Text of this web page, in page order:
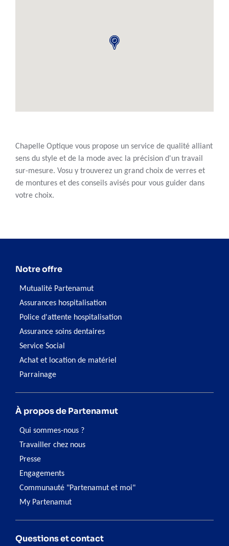
Chapelle Optique vous propose un service de qualité alliant
sens du style et de la mode avec la précision d'un travail
sur-mesure. Vosu y trouverez un grand choix de verres et
de montures et des conseils avisés pour vous guider dans
votre choix.
Notre offre
Mutualité Partenamut
Assurances hospitalisation
Police d'attente hospitalisation
Assurance soins dentaires
Service Social
Achat et location de matériel
Parrainage
À propos de Partenamut
Qui sommes-nous ?
Travailler chez nous
Presse
Engagements
Communauté "Partenamut et moi"
My Partenamut
Questions et contact